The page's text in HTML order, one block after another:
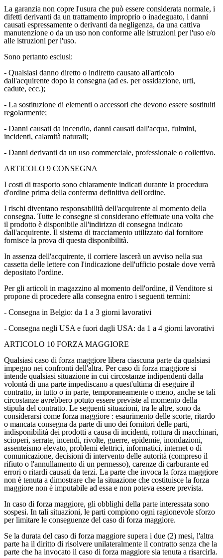
La garanzia non copre l'usura che può essere considerata normale, i
difetti derivanti da un trattamento improprio o inadeguato, i danni
causati espressamente o derivanti da negligenza, da una cattiva
manutenzione o da un uso non conforme alle istruzioni per l'uso e/o
alle istruzioni per l'uso.
Sono pertanto esclusi:
- Qualsiasi danno diretto o indiretto causato all'articolo
dall'acquirente dopo la consegna (ad es. per ossidazione, urti,
cadute, ecc.);
- La sostituzione di elementi o accessori che devono essere sostituiti
regolarmente;
- Danni causati da incendio, danni causati dall'acqua, fulmini,
incidenti, calamità naturali;
- Danni derivanti da un uso commerciale, professionale o collettivo.
ARTICOLO 9 CONSEGNA
I costi di trasporto sono chiaramente indicati durante la procedura
d'ordine prima della conferma definitiva dell'ordine.
I rischi diventano responsabilità dell'acquirente al momento della
consegna. Tutte le consegne si considerano effettuate una volta che
il prodotto è disponibile all'indirizzo di consegna indicato
dall'acquirente. Il sistema di tracciamento utilizzato dal fornitore
fornisce la prova di questa disponibilità.
In assenza dell'acquirente, il corriere lascerà un avviso nella sua
cassetta delle lettere con l'indicazione dell'ufficio postale dove verrà
depositato l'ordine.
Per gli articoli in magazzino al momento dell'ordine, il Venditore si
propone di procedere alla consegna entro i seguenti termini:
- Consegna in Belgio: da 1 a 3 giorni lavorativi
- Consegna negli USA e fuori dagli USA: da 1 a 4 giorni lavorativi
ARTICOLO 10 FORZA MAGGIORE
Qualsiasi caso di forza maggiore libera ciascuna parte da qualsiasi
impegno nei confronti dell'altra. Per caso di forza maggiore si
intende qualsiasi situazione in cui circostanze indipendenti dalla
volontà di una parte impediscano a quest'ultima di eseguire il
contratto, in tutto o in parte, temporaneamente o meno, anche se tali
circostanze avrebbero potuto essere previste al momento della
stipula del contratto. Le seguenti situazioni, tra le altre, sono da
considerarsi come forza maggiore : esaurimento delle scorte, ritardo
o mancata consegna da parte di uno dei fornitori delle parti,
indisponibilità dei prodotti a causa di incidenti, rottura di macchinari,
scioperi, serrate, incendi, rivolte, guerre, epidemie, inondazioni,
assenteismo elevato, problemi elettrici, informatici, internet o di
comunicazione, decisioni di intervento delle autorità (compreso il
rifiuto o l'annullamento di un permesso), carenze di carburante ed
errori o ritardi causati da terzi. La parte che invoca la forza maggiore
non è tenuta a dimostrare che la situazione che costituisce la forza
maggiore non è imputabile ad essa e non poteva essere prevista.
In caso di forza maggiore, gli obblighi della parte interessata sono
sospesi. In tali situazioni, le parti compiono ogni ragionevole sforzo
per limitare le conseguenze del caso di forza maggiore.
Se la durata del caso di forza maggiore supera i due (2) mesi, l'altra
parte ha il diritto di risolvere unilateralmente il contratto senza che la
parte che ha invocato il caso di forza maggiore sia tenuta a risarcirla.